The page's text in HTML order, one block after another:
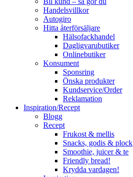
Handelsvillkor
Autogiro
Hitta återförsäljare
Hälsofackhandel
Dagligvarubutiker
Onlinebutiker
Konsument
Sponsring
Önska produkter
Kundservice/Order
Reklamation
Inspiration/Recept
Blogg
Recept
Frukost & mellis
Snacks, godis & plock
Smoothie, juicer & te
Friendly bread!
Krydda vardagen!